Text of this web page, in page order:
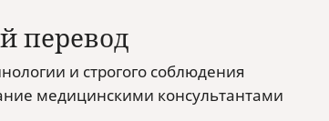
перевод
и строгого соблюдения
медицинскими консультантами